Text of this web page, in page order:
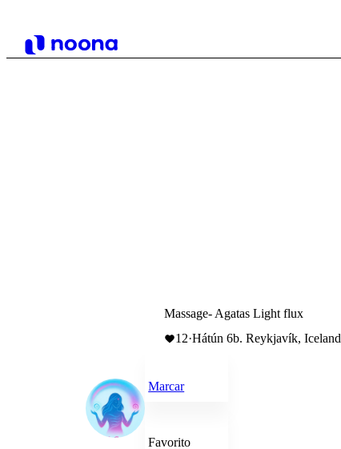
Massage- Agatas Light flux
12·Hátún 6b. Reykjavík, Iceland
Marcar
Favorito